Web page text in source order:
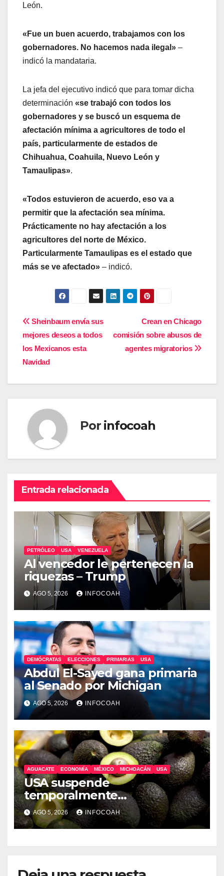
León.
«Fue un buen acuerdo, trabajamos con los
gobernadores. No hacemos nada ilegal» –
indicó la mandataria.
La jefa del ejecutivo indicó que para tomar dicha
determinación «se trabajó con todos los
gobernadores y se buscó un esquema de
afectación mínima a agricultores de todo el
país, particularmente de estados de
Chihuahua, Coahuila, Nuevo León y
Tamaulipas».
«Todos estuvieron de acuerdo, eso va a
permitir que la afectación sea mínima.
Prácticamente no hay afectación a los
agricultores del norte de México.
Particularmente Tamaulipas es el estado que
más se ve afectado» – indicó.
Navegación
de
entradas
Crean en Chicago
comisión sobre abusos de
agentes migratorios
Sheinbaum envía sus
mejores deseos a todos
los Mexicanos esta
Navidad
Por infocoah
Entrada relacionada
PETRÓLEO USA VENEZUELA
Al vencedor le pertenecen la
riquezas – Trump
AGO 5, 2026 INFOCOAH
DEMÓCRATAS ELECCIONES PRIMARIAS USA
Abdul El-Sayed gana primaria
al Senado por Michigan
AGO 5, 2026 INFOCOAH
AGUACATE ECONOMÍA MÉXICO MICHOACÁN USA
USA suspende
temporalmente
exportaciones de aguacate
michoacano
AGO 5, 2026 INFOCOAH